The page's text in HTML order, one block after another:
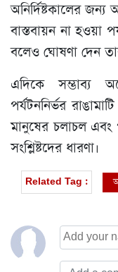
অনির্দিষ্টকালের
বাস্তবায়ন না হওয়া
বলেও ঘোষণা দেন
এদিকে সম্ভাব্য
পর্যটননির্ভর
মানুষের চলাচল এবং
সংশ্লিষ্টদের ধারণা।
Related Tag :